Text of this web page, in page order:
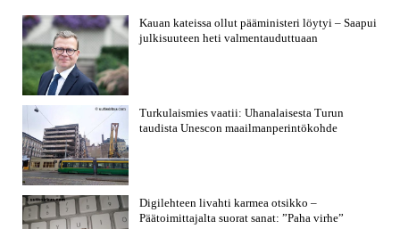
Kauan kateissa ollut pääministeri löytyi – Saapui
julkisuuteen heti valmentauduttuaan
Turkulaismies vaatii: Uhanalaisesta Turun
taudista Unescon maailmanperintökohde
Digilehteen livahti karmea otsikko –
Päätoimittajalta suorat sanat: ”Paha virhe”